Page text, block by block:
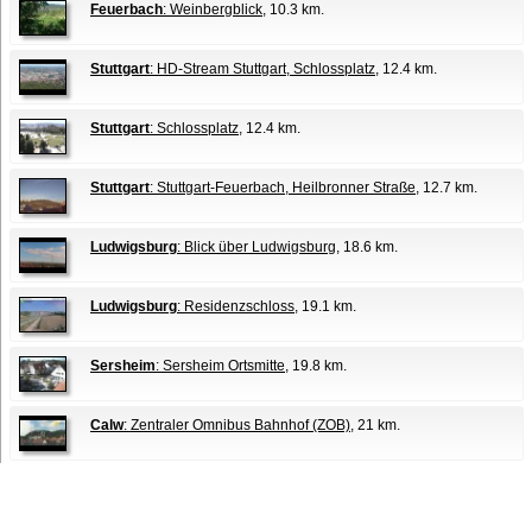
Feuerbach: Weinbergblick, 10.3 km.
Stuttgart: HD-Stream Stuttgart, Schlossplatz, 12.4 km.
Stuttgart: Schlossplatz, 12.4 km.
Stuttgart: Stuttgart-Feuerbach, Heilbronner Straße, 12.7 km.
Ludwigsburg: Blick über Ludwigsburg, 18.6 km.
Ludwigsburg: Residenzschloss, 19.1 km.
Sersheim: Sersheim Ortsmitte, 19.8 km.
Calw: Zentraler Omnibus Bahnhof (ZOB), 21 km.